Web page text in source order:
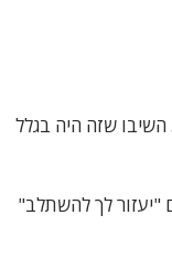
כשנערך סקר בקרב בני נוער, כדי לגלות למה הם התחילו להשתמש בסמים מלכתחילה, 55% השיבו שזה היה בגלל
"יעזור לך להשתלב"